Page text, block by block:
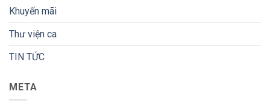
Khuyến mãi
Thư viện ca
TIN TỨC
META